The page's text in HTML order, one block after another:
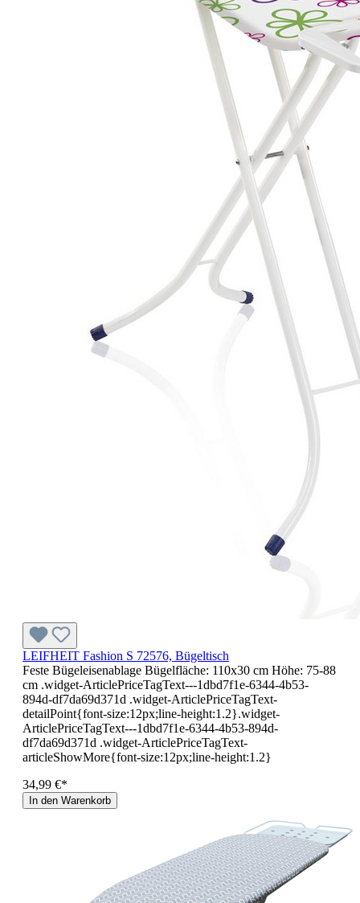
LEIFHEIT Fashion S 72576, Bügeltisch
Feste Bügeleisenablage Bügelfläche: 110x30 cm Höhe: 75-88
cm .widget-ArticlePriceTagText---1dbd7f1e-6344-4b53-
894d-df7da69d371d .widget-ArticlePriceTagText-
detailPoint{font-size:12px;line-height:1.2}.widget-
ArticlePriceTagText---1dbd7f1e-6344-4b53-894d-
df7da69d371d .widget-ArticlePriceTagText-
articleShowMore{font-size:12px;line-height:1.2}
34,99 €*
In den Warenkorb